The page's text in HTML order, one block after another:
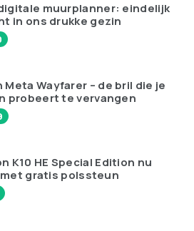
muurplanner: eindelijk
in ons drukke gezin
Meta Wayfarer – de bril die je
probeert te vervangen
K10 HE Special Edition nu
gratis polssteun